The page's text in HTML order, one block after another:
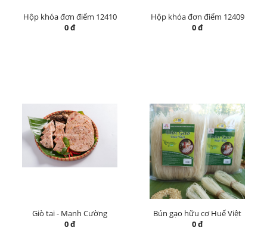
Hộp khóa đơn điểm 12410
0 đ
Hộp khóa đơn điểm 12409
0 đ
Giò tai - Mạnh Cường
0 đ
Bún gạo hữu cơ Huế Việt
0 đ